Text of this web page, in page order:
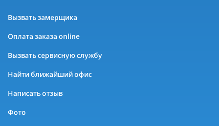
Вызвать замерщика
Оплата заказа online
Вызвать сервисную службу
Найти ближайший офис
Написать отзыв
Фото